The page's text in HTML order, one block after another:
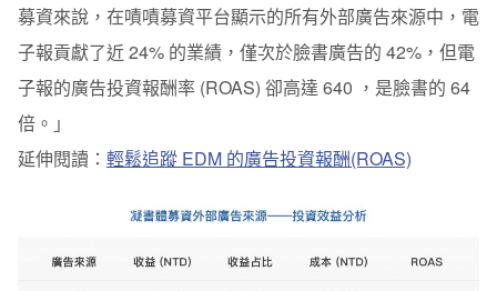
募資來說，在嘖嘖募資平台顯示的所有外部廣告來源中，電
子報貢獻了近 24% 的業績，僅次於臉書廣告的 42%，但電
子報的廣告投資報酬率 (ROAS) 卻高達 640 ，是臉書的 64
倍。 」
延伸閱讀： 輕鬆追蹤 EDM 的廣告投資報酬(ROAS)